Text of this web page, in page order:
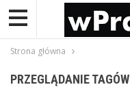
Strona główna
PRZEGLĄDANIE TAGÓW